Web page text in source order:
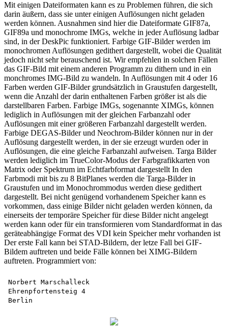
Mit einigen Dateiformaten kann es zu Problemen führen, die sich
darin äußern, dass sie unter einigen Auflösungen nicht geladen
werden können. Ausnahmen sind hier die Dateiformate GIF87a,
GIF89a und monochrome IMGs, welche in jeder Auflösung ladbar
sind, in der DeskPic funktioniert. Farbige GIF-Bilder werden im
monochromen Auflösungen gedithert dargestellt, wobei die Qualität
jedoch nicht sehr berauschend ist. Wir empfehlen in solchen Fällen
das GIF-Bild mit einem anderen Programm zu dithern und in ein
monchromes IMG-Bild zu wandeln. In Auflösungen mit 4 oder 16
Farben werden GIF-Bilder grundsätzlich in Graustufen dargestellt,
wenn die Anzahl der darin enthaltenen Farben größer ist als die
darstellbaren Farben. Farbige IMGs, sogenannte XIMGs, können
lediglich in Auflösungen mit der gleichen Farbanzahl oder
Auflösungen mit einer größeren Farbanzahl dargestellt werden.
Farbige DEGAS-Bilder und Neochrom-Bilder können nur in der
Auflösung dargestellt werden, in der sie erzeugt wurden oder in
Auflösungen, die eine gleiche Farbanzahl aufweisen. Targa Bilder
werden lediglich im TrueColor-Modus der Farbgrafikkarten von
Matrix oder Spektrum im Echtfarbformat dargestellt In den
Farbmodi mit bis zu 8 BitPlanes werden die Targa-Bilder in
Graustufen und im Monochrommodus werden diese gedithert
dargestellt. Bei nicht genügend vorhandenem Speicher kann es
vorkommen, dass einige Bilder nicht geladen werden können, da
einerseits der temporäre Speicher für diese Bilder nicht angelegt
werden kann oder für ein transformieren vom Standardformat in das
geräteabhängige Format des VDI kein Speicher mehr vorhanden ist
Der erste Fall kann bei STAD-Bildern, der letze Fall bei GIF-
Bildem auftreten und beide Fälle können bei XIMG-Bildern
auftreten. Programmiert von:
Norbert Marschalleck
Ehrenpfortensteig 4